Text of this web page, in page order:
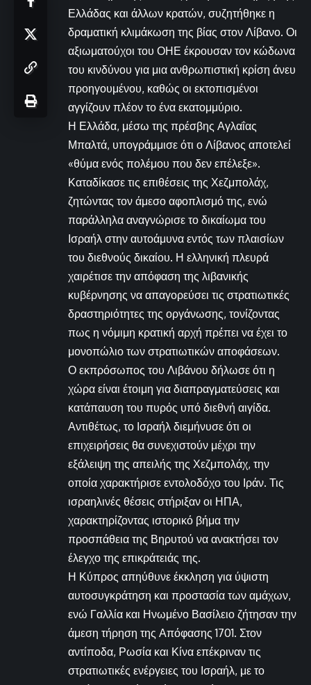
Ελλάδας και άλλων κρατών, συζητήθηκε η
δραματική κλιμάκωση της βίας στον Λίβανο. Οι
αξιωματούχοι του ΟΗΕ έκρουσαν τον κώδωνα
του κινδύνου για μια ανθρωπιστική κρίση άνευ
προηγουμένου, καθώς οι εκτοπισμένοι
αγγίζουν πλέον το ένα εκατομμύριο.
Η Ελλάδα, μέσω της πρέσβης Αγλαΐας
Μπαλτά, υπογράμμισε ότι ο Λίβανος αποτελεί
«θύμα ενός πολέμου που δεν επέλεξε».
Καταδίκασε τις επιθέσεις της Χεζμπολάχ,
ζητώντας τον άμεσο αφοπλισμό της, ενώ
παράλληλα αναγνώρισε το δικαίωμα του
Ισραήλ στην αυτοάμυνα εντός των πλαισίων
του διεθνούς δικαίου. Η ελληνική πλευρά
χαιρέτισε την απόφαση της λιβανικής
κυβέρνησης να απαγορεύσει τις στρατιωτικές
δραστηριότητες της οργάνωσης, τονίζοντας
πως η νόμιμη κρατική αρχή πρέπει να έχει το
μονοπώλιο των στρατιωτικών αποφάσεων.
Ο εκπρόσωπος του Λιβάνου δήλωσε ότι η
χώρα είναι έτοιμη για διαπραγματεύσεις και
κατάπαυση του πυρός υπό διεθνή αιγίδα.
Αντιθέτως, το Ισραήλ διεμήνυσε ότι οι
επιχειρήσεις θα συνεχιστούν μέχρι την
εξάλειψη της απειλής της Χεζμπολάχ, την
οποία χαρακτήρισε εντολοδόχο του Ιράν. Τις
ισραηλινές θέσεις στήριξαν οι ΗΠΑ,
χαρακτηρίζοντας ιστορικό βήμα την
προσπάθεια της Βηρυτού να ανακτήσει τον
έλεγχο της επικράτειάς της.
Η Κύπρος απηύθυνε έκκληση για ύψιστη
αυτοσυγκράτηση και προστασία των αμάχων,
ενώ Γαλλία και Ηνωμένο Βασίλειο ζήτησαν την
άμεση τήρηση της Απόφασης 1701. Στον
αντίποδα, Ρωσία και Κίνα επέκριναν τις
στρατιωτικές ενέργειες του Ισραήλ, με το